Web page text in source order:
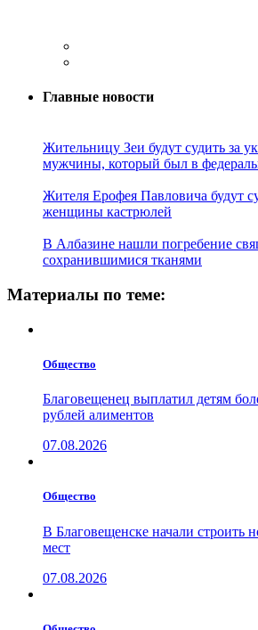
Главные новости
Жительницу Зеи будут судить за
мужчины, который был в
Жителя Ерофея Павловича будут
женщины кастрюлей
В Албазине нашли погребение
сохранившимися тканями
Материалы по теме:
Общество
Благовещенец выплатил детям
рублей алиментов
07.08.2026
Общество
В Благовещенске начали строить
мест
07.08.2026